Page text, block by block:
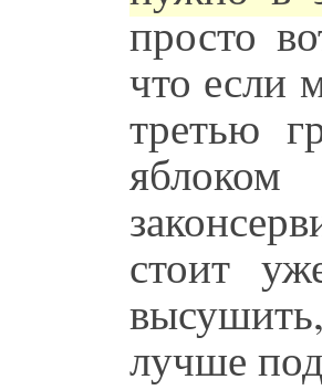
просто
что если
третью
стоит
лучше